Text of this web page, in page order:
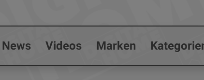
News Videos Marken